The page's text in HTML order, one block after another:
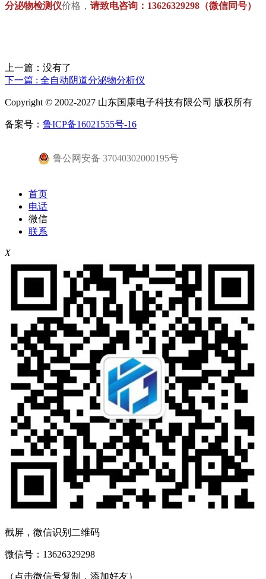
分泌物检测仪价格， 请致电咨询：13626329298（微信同号）
上一篇：没有了
下一篇 : 全自动阴道分泌物分析仪
Copyright © 2002-2027 山东国康电子科技有限公司 版权所有
备案号： 鲁ICP备16021555号-16
鲁公网安备 37040302000195号
首页
电话
微信
联系
X
截屏，微信识别二维码
微信号： 13626329298
（点击微信号复制，添加好友）